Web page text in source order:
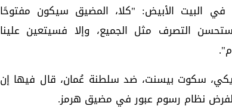
في البيت الأبيض: "كلا، المضيق سيكون مفتوحًا
التصرف مثل الجميع، وإلا فسيتعين علينا
سكوت بيسنت، ضد سلطنة عُمان، قال فيها إن
لفرض نظام رسوم عبور في مضيق هرمز.